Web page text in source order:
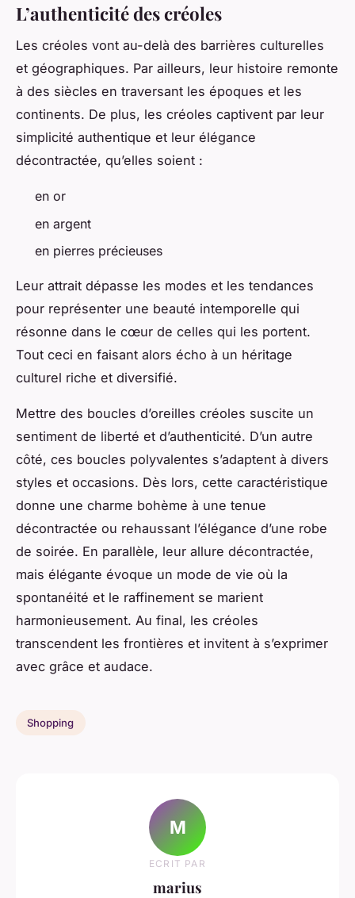
L’authenticité des créoles
Les créoles vont au-delà des barrières culturelles
et géographiques. Par ailleurs, leur histoire remonte
à des siècles en traversant les époques et les
continents. De plus, les créoles captivent par leur
simplicité authentique et leur élégance
décontractée, qu’elles soient :
en or
en argent
en pierres précieuses
Leur attrait dépasse les modes et les tendances
pour représenter une beauté intemporelle qui
résonne dans le cœur de celles qui les portent.
Tout ceci en faisant alors écho à un héritage
culturel riche et diversifié.
Mettre des boucles d’oreilles créoles suscite un
sentiment de liberté et d’authenticité. D’un autre
côté, ces boucles polyvalentes s’adaptent à divers
styles et occasions. Dès lors, cette caractéristique
donne une charme bohème à une tenue
décontractée ou rehaussant l’élégance d’une robe
de soirée. En parallèle, leur allure décontractée,
mais élégante évoque un mode de vie où la
spontanéité et le raffinement se marient
harmonieusement. Au final, les créoles
transcendent les frontières et invitent à s’exprimer
avec grâce et audace.
Shopping
M
ECRIT PAR
marius